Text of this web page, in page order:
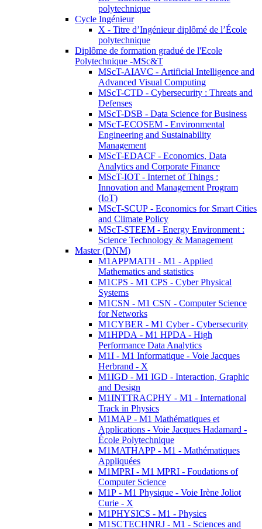
polytechnique
Cycle Ingénieur
X - Titre d’Ingénieur diplômé de l’École
polytechnique
Diplôme de formation gradué de l'Ecole
Polytechnique -MSc&T
MScT-AIAVC - Artificial Intelligence and
Advanced Visual Computing
MScT-CTD - Cybersecurity : Threats and
Defenses
MScT-DSB - Data Science for Business
MScT-ECOSEM - Environmental
Engineering and Sustainability
Management
MScT-EDACF - Economics, Data
Analytics and Corporate Finance
MScT-IOT - Internet of Things :
Innovation and Management Program
(IoT)
MScT-SCUP - Economics for Smart Cities
and Climate Policy
MScT-STEEM - Energy Environment :
Science Technology & Management
Master (DNM)
M1APPMATH - M1 - Applied
Mathematics and statistics
M1CPS - M1 CPS - Cyber Physical
Systems
M1CSN - M1 CSN - Computer Science
for Networks
M1CYBER - M1 Cyber - Cybersecurity
M1HPDA - M1 HPDA - High
Performance Data Analytics
M1I - M1 Informatique - Voie Jacques
Herbrand - X
M1IGD - M1 IGD - Interaction, Graphic
and Design
M1INTTRACPHY - M1 - International
Track in Physics
M1MAP - M1 Mathématiques et
Applications - Voie Jacques Hadamard -
École Polytechnique
M1MATHAPP - M1 - Mathématiques
Appliquées
M1MPRI - M1 MPRI - Foudations of
Computer Science
M1P - M1 Physique - Voie Irène Joliot
Curie - X
M1PHYSICS - M1 - Physics
M1SCTECHNRJ - M1 - Sciences and